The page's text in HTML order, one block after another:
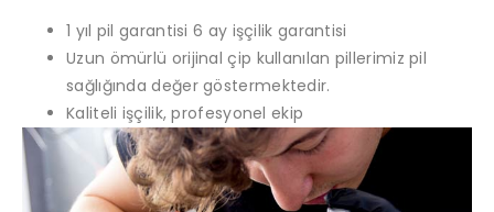
1 yıl pil garantisi 6 ay işçilik garantisi
Uzun ömürlü orijinal çip kullanılan pillerimiz pil
sağlığında değer göstermektedir.
Kaliteli işçilik, profesyonel ekip